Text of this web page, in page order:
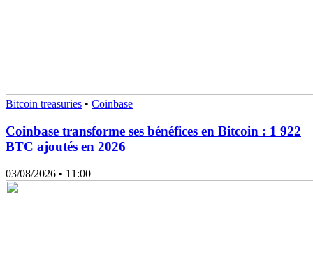
Bitcoin treasuries • Coinbase
Coinbase transforme ses bénéfices en Bitcoin : 1 922
BTC ajoutés en 2026
03/08/2026 • 11:00